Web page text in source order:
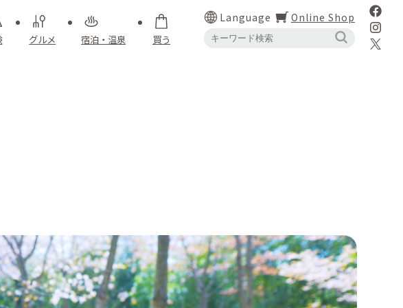
グルメ 宿泊・温泉 買う
Language Online Shop